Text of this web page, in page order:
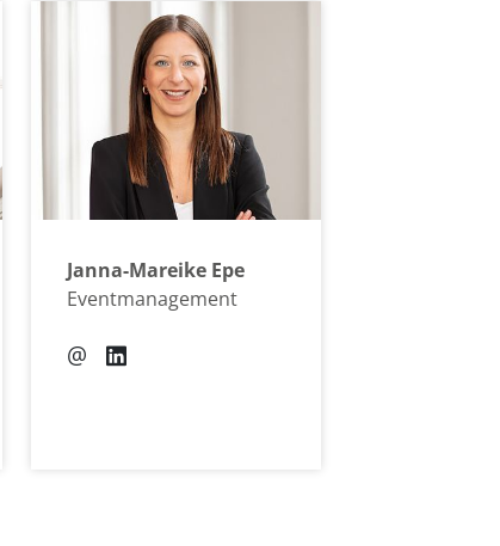
Janna-Mareike Epe
Eventmanagement
@